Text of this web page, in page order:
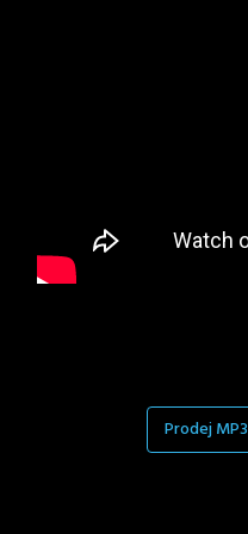
Prodej MP3